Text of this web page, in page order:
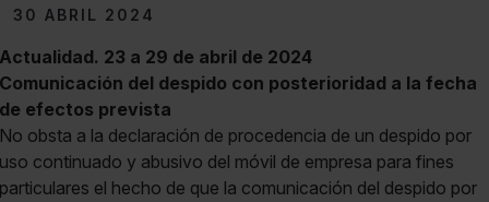
30 ABRIL 2024
Actualidad. 23 a 29 de abril de 2024
Comunicación del despido con posterioridad a la fecha
de efectos prevista
No obsta a la declaración de procedencia de un despido por
uso continuado y abusivo del móvil de empresa para fines
particulares el hecho de que la comunicación del despido por